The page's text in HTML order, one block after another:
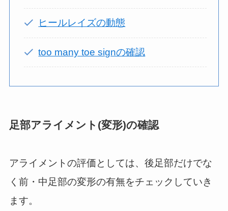
ヒールレイズの動態
too many toe signの確認
足部アライメント(変形)の確認
アライメントの評価としては、後足部だけでな
く前・中足部の変形の有無をチェックしていき
ます。